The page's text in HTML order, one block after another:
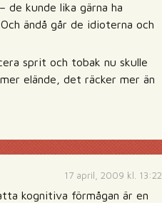
de kunde lika gärna ha
ändå går de idioterna och
sprit och tobak nu skulle
elände, det räcker mer än
17 april, 2009 kl. 13:22
kognitiva förmågan är en